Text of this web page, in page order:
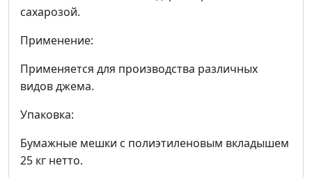
сахарозой.
Применение:
Применяется для производства различных
видов джема.
Упаковка:
Бумажные мешки с полиэтиленовым вкладышем
25 кг нетто.